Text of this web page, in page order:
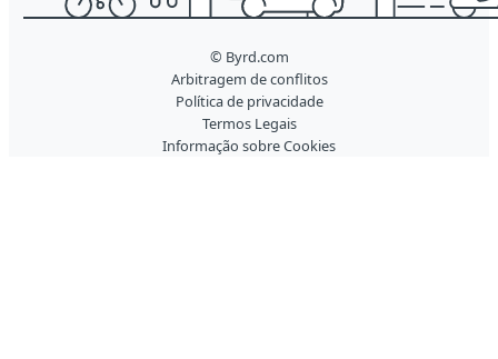
© Byrd.com
Arbitragem de conflitos
Política de privacidade
Termos Legais
Informação sobre Cookies